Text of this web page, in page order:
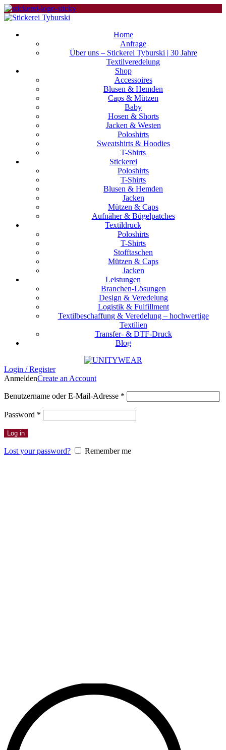
Home
Anfrage
Über uns – Stickerei Tyburski | 30 Jahre
Textilveredelung
Shop
Accessoires
Blusen & Hemden
Caps & Mützen
Baby
Hosen & Shorts
Jacken & Westen
Poloshirts
Sweatshirts & Hoodies
T-Shirts
Stickerei
Poloshirts
T-Shirts
Blusen & Hemden
Jacken
Mützen & Caps
Aufnäher & Bügelpatches
Textildruck
Poloshirts
T-Shirts
Stofftaschen
Mützen & Caps
Jacken
Leistungen
Branchen-Lösungen
Design & Veredelung
Logistik & Fulfillment
Textilbeschaffung & Veredelung – hochwertige
Textilien
Transfer- & DTF-Druck
Blog
Login / Register
AnmeldenCreate an Account
Benutzername oder E-Mail-Adresse *
Password *
Log in
Lost your password? Remember me